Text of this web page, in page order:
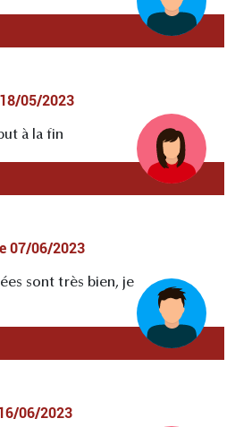
18/05/2023
à la fin
le 07/06/2023
sont très bien, je
06/2023